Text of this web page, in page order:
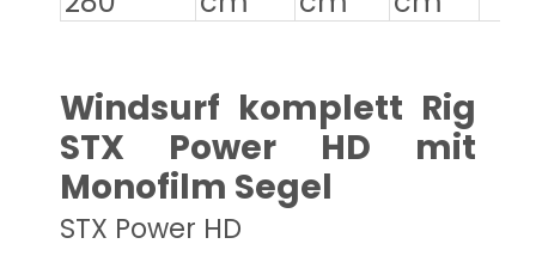
Windsurf komplett Rig
STX Power HD mit
Monofilm Segel
STX Power HD